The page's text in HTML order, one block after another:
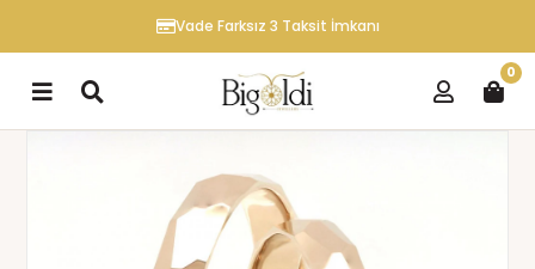
Vade Farksız 3 Taksit İmkanı
0